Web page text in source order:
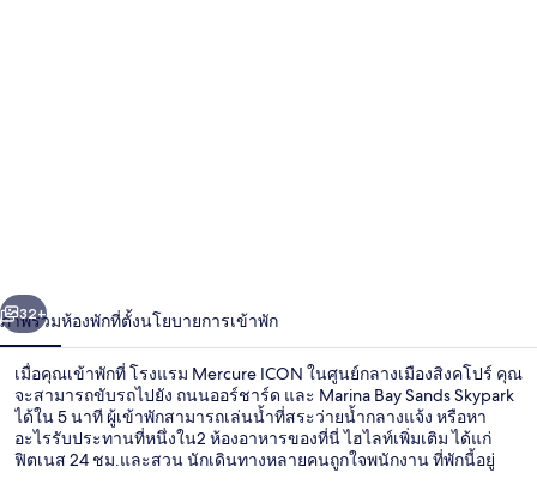
ศูนย์กลาง
เมือง
สิงคโปร์
า
ถัดไป
32+
ภาพรวมห้องพักที่ตั้งนโยบายการเข้าพัก
เมื่อคุณเข้าพักที่ โรงแรม Mercure ICON ในศูนย์กลางเมืองสิงคโปร์ คุณ
จะสามารถขับรถไปยัง ถนนออร์ชาร์ด และ Marina Bay Sands Skypark
ได้ใน 5 นาที ผู้เข้าพักสามารถเล่นน้ำที่สระว่ายน้ำกลางแจ้ง หรือหา
อะไรรับประทานที่หนึ่งใน2 ห้องอาหารของที่นี่ ไฮไลท์เพิ่มเติม ได้แก่
ฟิตเนส 24 ชม.และสวน นักเดินทางหลายคนถูกใจพนักงาน ที่พักนี้อยู่